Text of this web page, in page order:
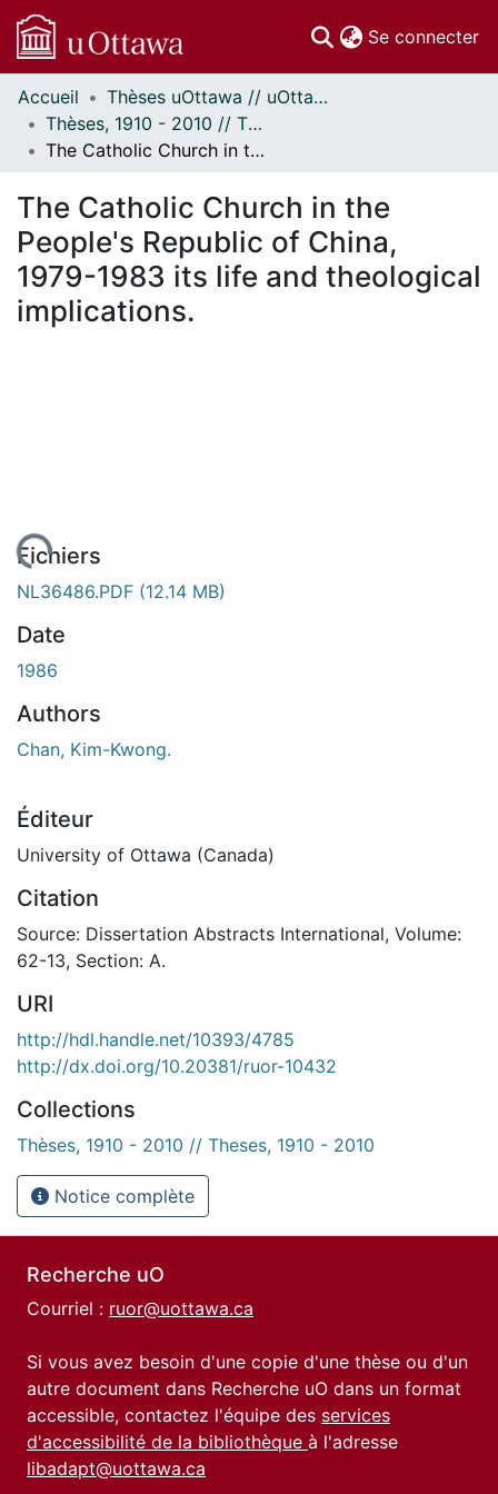
Se connecter
Communautés
et collections
Parcourir
À propos
Accueil
Thèses uOttawa // uOttawa Theses
Thèses, 1910 - 2010 // Theses, 1910 - 2010
The Catholic Church in the People's Republic of China, 1979-1983 its life and theological implications.
The Catholic Church in the
People's Republic of China,
1979-1983 its life and theological
implications.
Fichiers
NL36486.PDF (12.14 MB)
Date
1986
Authors
Chan, Kim-Kwong.
Éditeur
University of Ottawa (Canada)
Citation
Source: Dissertation Abstracts International, Volume:
62-13, Section: A.
URI
http://hdl.handle.net/10393/4785
http://dx.doi.org/10.20381/ruor-10432
Collections
Thèses, 1910 - 2010 // Theses, 1910 - 2010
Notice complète
Recherche uO
Courriel : ruor@uottawa.ca
Si vous avez besoin d'une copie d'une thèse ou d'un
autre document dans Recherche uO dans un format
accessible, contactez l'équipe des services
d'accessibilité de la bibliothèque à l'adresse
libadapt@uottawa.ca